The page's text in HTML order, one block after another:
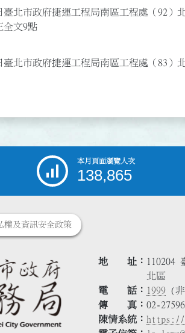
臺北市政府捷運工程局南區工程處（92）
全文9點
臺北市政府捷運工程局南區工程處（83）
本月頁面瀏覽人次
138,865
權及資訊安全政策
地 址
110204
北區
電 話
1999 (
傳 真
02-
陳情系統
https://